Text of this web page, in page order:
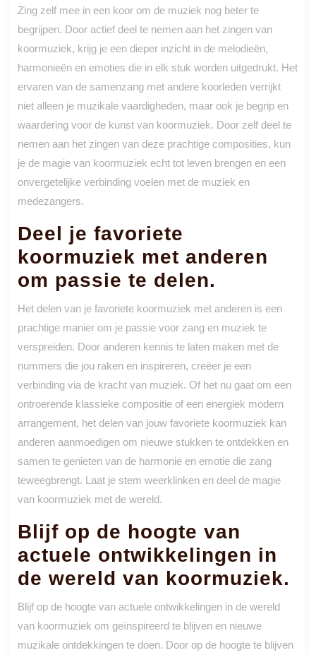
Zing zelf mee in een koor om de muziek nog beter te
begrijpen. Door actief deel te nemen aan het zingen van
koormuziek, krijg je een dieper inzicht in de melodieën,
harmonieën en emoties die in elk stuk worden uitgedrukt. Het
ervaren van de samenzang met andere koorleden verrijkt
niet alleen je muzikale vaardigheden, maar ook je begrip en
waardering voor de kunst van koormuziek. Door zelf deel te
nemen aan het zingen van deze prachtige composities, kun
je de magie van koormuziek echt tot leven brengen en een
onvergetelijke verbinding voelen met de muziek en
medezangers.
Deel je favoriete
koormuziek met anderen
om passie te delen.
Het delen van je favoriete koormuziek met anderen is een
prachtige manier om je passie voor zang en muziek te
verspreiden. Door anderen kennis te laten maken met de
nummers die jou raken en inspireren, creëer je een
verbinding via de kracht van muziek. Of het nu gaat om een
ontroerende klassieke compositie of een energiek modern
arrangement, het delen van jouw favoriete koormuziek kan
anderen aanmoedigen om nieuwe stukken te ontdekken en
samen te genieten van de harmonie en emotie die zang
teweegbrengt. Laat je stem weerklinken en deel de magie
van koormuziek met de wereld.
Blijf op de hoogte van
actuele ontwikkelingen in
de wereld van koormuziek.
Blijf op de hoogte van actuele ontwikkelingen in de wereld
van koormuziek om geïnspireerd te blijven en nieuwe
muzikale ontdekkingen te doen. Door op de hoogte te blijven